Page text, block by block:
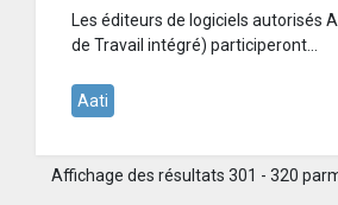
Les éditeurs de logiciels autorisés
de Travail intégré) participeront...
Aati
Affichage des résultats 301 - 320